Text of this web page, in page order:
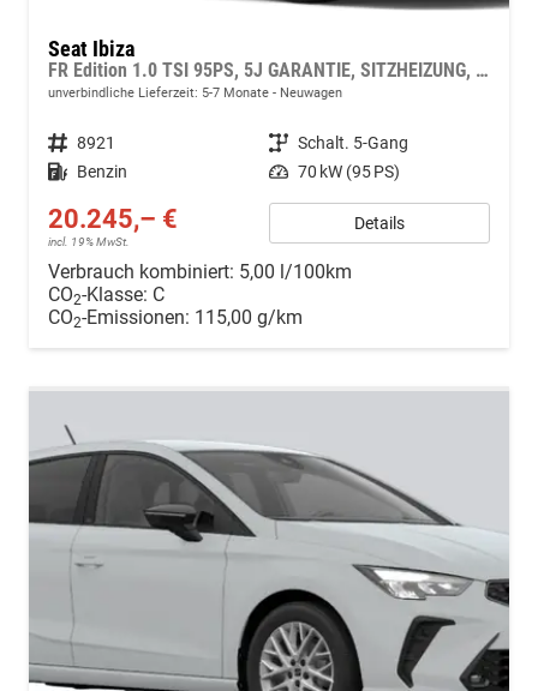
Seat Ibiza
FR Edition 1.0 TSI 95PS, 5J GARANTIE, SITZHEIZUNG, 2Z-CLIMATRONIC, 16" ALUFELGEN, ACC/Tempomat, M-Lederlenkrad, Parksensoren VORN/hinten + RÜCKFAHRKAMERA, KESSY, Privacy-Glas, Radio 8,25"/Bluetooth FULL LINK, LED-Scheinwerfer, Armlehne
unverbindliche Lieferzeit: 5-7 Monate Neuwagen
Fahrzeugnr. 8921 Getriebe Schalt. 5-Gang
Kraftstoff Benzin Leistung 70 kW (95 PS)
20.245,– €
incl. 19% MwSt.
Details
Verbrauch kombiniert: 5,00 l/100km
CO2-Klasse: C
CO2-Emissionen: 115,00 g/km